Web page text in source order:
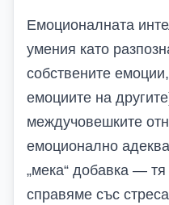
Емоционалната
умения като
собствените
емоциите на
междучовешките
емоционално
„мека“ добавка —
справяме със